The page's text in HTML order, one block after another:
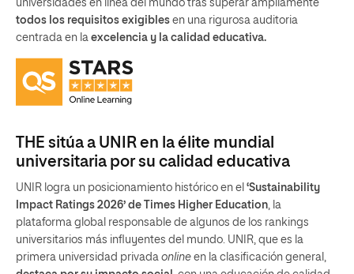
universidades en línea del mundo tras superar ampliamente
todos los requisitos exigibles en una rigurosa auditoria
centrada en la excelencia y la calidad educativa.
THE sitúa a UNIR en la élite mundial
universitaria por su calidad educativa
UNIR logra un posicionamiento histórico en el ‘Sustainability
Impact Ratings 2026’ de Times Higher Education , la
plataforma global responsable de algunos de los rankings
universitarios más influyentes del mundo. UNIR, que es la
primera universidad privada online en la clasificación general,